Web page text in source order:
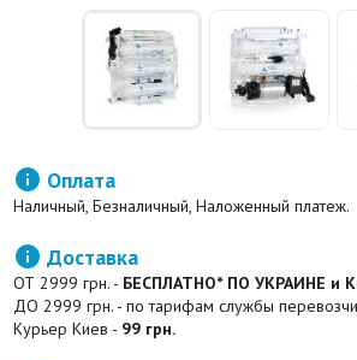
 Оплата
Наличный, Безналичный, Наложенный платеж.
 Доставка
ОТ 2999 грн. - БЕСПЛАТНО* ПО УКРАИНЕ и
ДО 2999 грн. - по тарифам службы
Курьер Киев - 99 грн.